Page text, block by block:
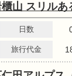
山 スリルあ
日数
旅行代金